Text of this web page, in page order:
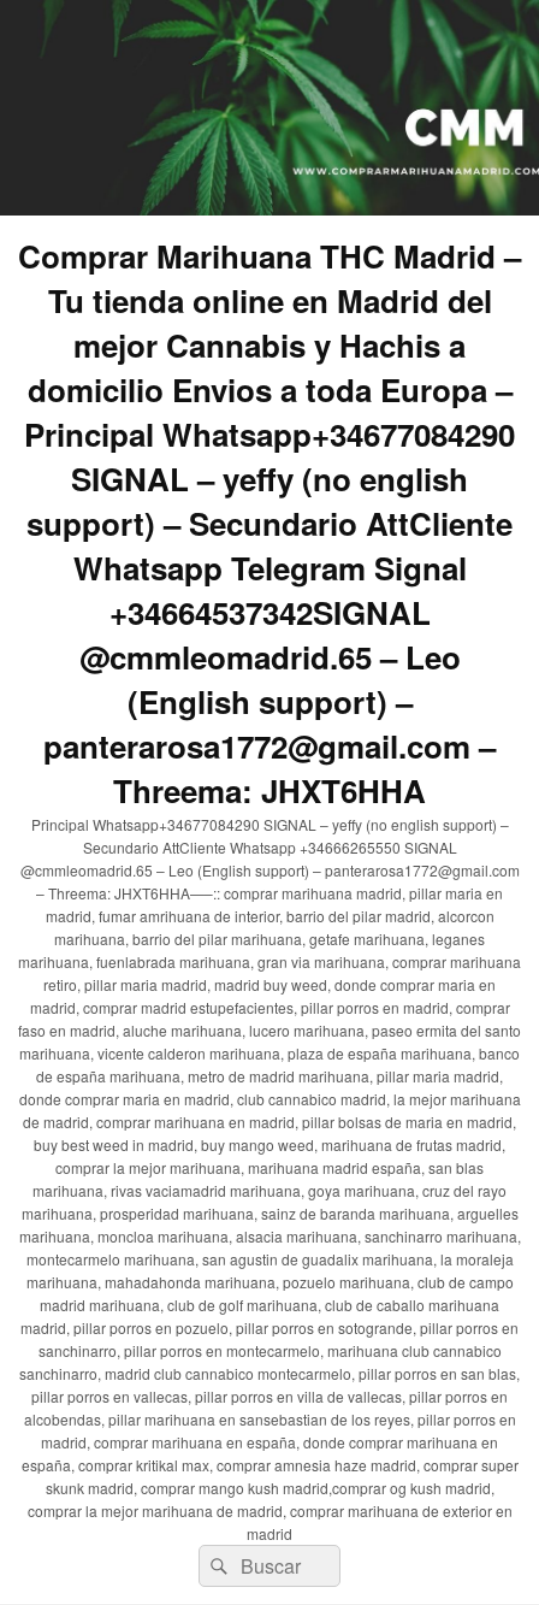
Comprar Marihuana THC Madrid –
Tu tienda online en Madrid del
mejor Cannabis y Hachis a
domicilio Envios a toda Europa –
Principal Whatsapp+34677084290
SIGNAL – yeffy (no english
support) – Secundario AttCliente
Whatsapp Telegram Signal
+34664537342SIGNAL
@cmmleomadrid.65 – Leo
(English support) –
panterarosa1772@gmail.com –
Threema: JHXT6HHA
Principal Whatsapp+34677084290 SIGNAL – yeffy (no english support) –
Secundario AttCliente Whatsapp +34666265550 SIGNAL
@cmmleomadrid.65 – Leo (English support) – panterarosa1772@gmail.com
– Threema: JHXT6HHA—–:: comprar marihuana madrid, pillar maria en
madrid, fumar amrihuana de interior, barrio del pilar madrid, alcorcon
marihuana, barrio del pilar marihuana, getafe marihuana, leganes
marihuana, fuenlabrada marihuana, gran via marihuana, comprar marihuana
retiro, pillar maria madrid, madrid buy weed, donde comprar maria en
madrid, comprar madrid estupefacientes, pillar porros en madrid, comprar
faso en madrid, aluche marihuana, lucero marihuana, paseo ermita del santo
marihuana, vicente calderon marihuana, plaza de españa marihuana, banco
de españa marihuana, metro de madrid marihuana, pillar maria madrid,
donde comprar maria en madrid, club cannabico madrid, la mejor marihuana
de madrid, comprar marihuana en madrid, pillar bolsas de maria en madrid,
buy best weed in madrid, buy mango weed, marihuana de frutas madrid,
comprar la mejor marihuana, marihuana madrid españa, san blas
marihuana, rivas vaciamadrid marihuana, goya marihuana, cruz del rayo
marihuana, prosperidad marihuana, sainz de baranda marihuana, arguelles
marihuana, moncloa marihuana, alsacia marihuana, sanchinarro marihuana,
montecarmelo marihuana, san agustin de guadalix marihuana, la moraleja
marihuana, mahadahonda marihuana, pozuelo marihuana, club de campo
madrid marihuana, club de golf marihuana, club de caballo marihuana
madrid, pillar porros en pozuelo, pillar porros en sotogrande, pillar porros en
sanchinarro, pillar porros en montecarmelo, marihuana club cannabico
sanchinarro, madrid club cannabico montecarmelo, pillar porros en san blas,
pillar porros en vallecas, pillar porros en villa de vallecas, pillar porros en
alcobendas, pillar marihuana en sansebastian de los reyes, pillar porros en
madrid, comprar marihuana en españa, donde comprar marihuana en
españa, comprar kritikal max, comprar amnesia haze madrid, comprar super
skunk madrid, comprar mango kush madrid,comprar og kush madrid,
comprar la mejor marihuana de madrid, comprar marihuana de exterior en
madrid
Buscar
por:
Buscar